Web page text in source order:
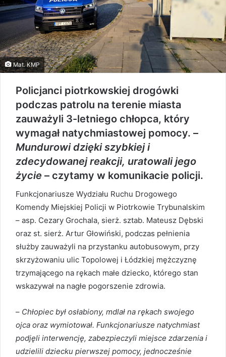
Mat. KMP
Policjanci piotrkowskiej drogówki
podczas patrolu na terenie miasta
zauważyli 3-letniego chłopca, który
wymagał natychmiastowej pomocy. –
Mundurowi dzięki szybkiej i
zdecydowanej reakcji, uratowali jego
życie – czytamy w komunikacie policji.
Funkcjonariusze Wydziału Ruchu Drogowego
Komendy Miejskiej Policji w Piotrkowie Trybunalskim
– asp. Cezary Grochala, sierż. sztab. Mateusz Dębski
oraz st. sierż. Artur Głowiński, podczas pełnienia
służby zauważyli na przystanku autobusowym, przy
skrzyżowaniu ulic Topolowej i Łódzkiej mężczyznę
trzymającego na rękach małe dziecko, którego stan
wskazywał na nagłe pogorszenie zdrowia.
– Chłopiec był osłabiony, mdlał na rękach swojego
ojca oraz wymiotował. Funkcjonariusze natychmiast
podjęli interwencję, zabezpieczyli miejsce zdarzenia i
udzielili dziecku pierwszej pomocy, jednocześnie